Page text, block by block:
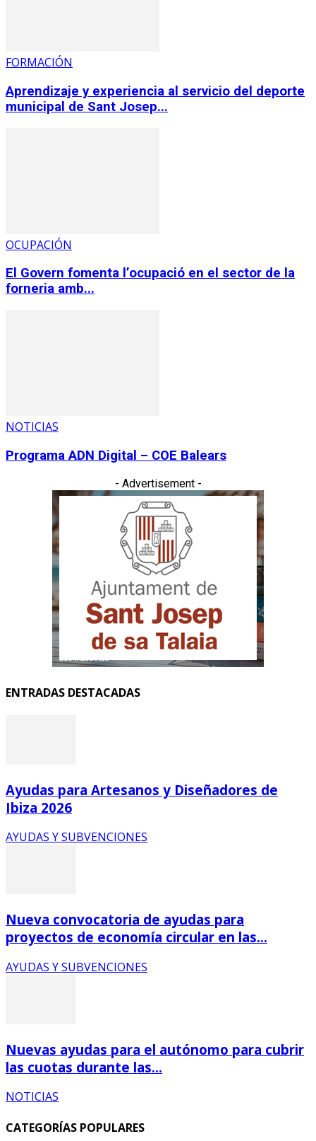
FORMACIÓN
Aprendizaje y experiencia al servicio del deporte
municipal de Sant Josep...
OCUPACIÓN
El Govern fomenta l’ocupació en el sector de la
forneria amb...
NOTICIAS
Programa ADN Digital – COE Balears
- Advertisement -
ENTRADAS DESTACADAS
Ayudas para Artesanos y Diseñadores de
Ibiza 2026
AYUDAS Y SUBVENCIONES
Nueva convocatoria de ayudas para
proyectos de economía circular en las...
AYUDAS Y SUBVENCIONES
Nuevas ayudas para el autónomo para cubrir
las cuotas durante las...
NOTICIAS
CATEGORÍAS POPULARES